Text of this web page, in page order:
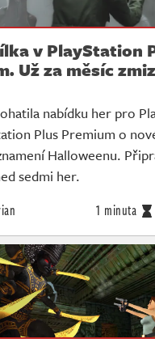
v PlayStation
Už za měsíc
nabídku her pro
Plus Premium o
Halloweenu.
sedmi her.
1 minuta